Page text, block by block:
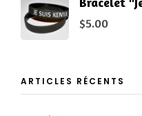
$5.00
ARTICLES RÉCENTS